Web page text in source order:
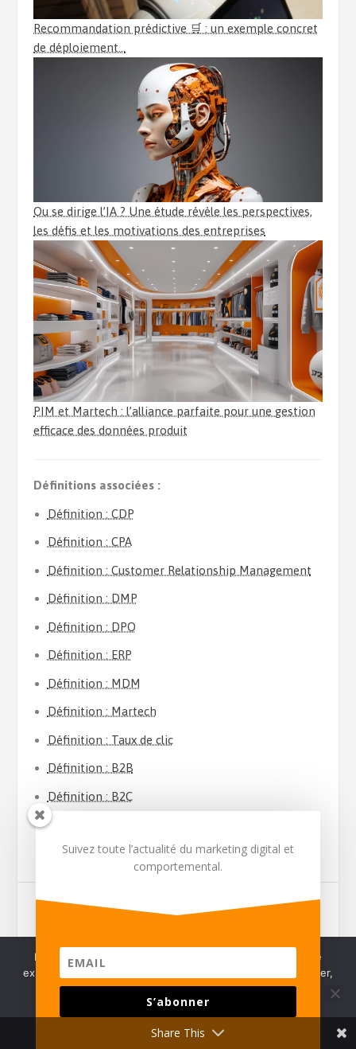
Recommandation prédictive 🛒 : un exemple concret
de déploiement…
Ou se dirige l’IA ? Une étude révèle les perspectives,
les défis et les motivations des entreprises
PIM et Martech : l’alliance parfaite pour une gestion
efficace des données produit
Définitions associées :
Définition : CDP
Définition : CPA
Définition : Customer Relationship Management
Définition : DMP
Définition : DPO
Définition : ERP
Définition : MDM
Définition : Martech
Définition : Taux de clic
Définition : B2B
Définition : B2C
EVALUER :
Suivez toute l’actualité du marketing digital et
comportemental.
S’abonner
Share This
Nous utilisons des cookies pour vous garantir la meilleure
expérience sur notre site. Pour continuez à utiliser ce dernier,
vous pouvez :
ACCEPTER REFUSER VIE PRIVÉE